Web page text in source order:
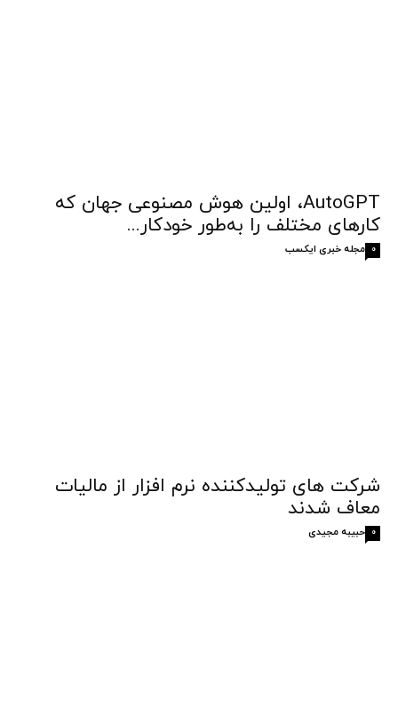
AutoGPT، اولین هوش مصنوعی جهان که
کارهای مختلف را به‌طور خودکار...
مجله خبری ایکسب 0
شرکت ‏های تولیدکننده نرم افزار از مالیات
معاف شدند
حبیبه مجیدی 0